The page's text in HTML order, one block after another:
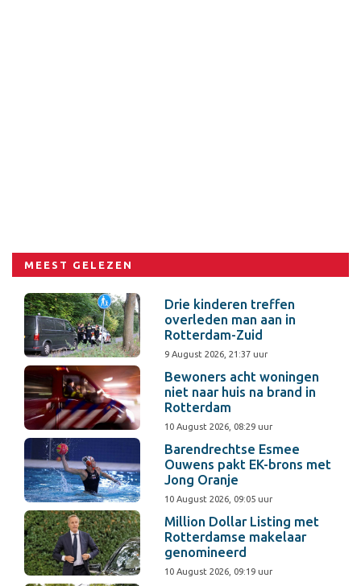
MEEST GELEZEN
Drie kinderen treffen
overleden man aan in
Rotterdam-Zuid
9 August 2026, 21:37 uur
Bewoners acht woningen
niet naar huis na brand in
Rotterdam
10 August 2026, 08:29 uur
Barendrechtse Esmee
Ouwens pakt EK-brons met
Jong Oranje
10 August 2026, 09:05 uur
Million Dollar Listing met
Rotterdamse makelaar
genomineerd
10 August 2026, 09:19 uur